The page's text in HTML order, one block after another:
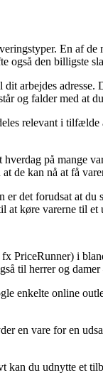
En af
også den billigste
arbejdes adresse.
og falder med at
relevant i tilfælde
på mange
de kan nå at få
det forudsat at
køre varerne til et
PriceRunner) i
til herrer og
enkelte online
en vare for en
kan du udnytte et